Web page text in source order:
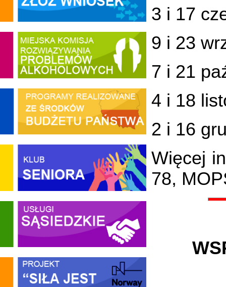
3 i 17
9 i 23
7 i 21
4 i 18
2 i 16
Więcej
78,